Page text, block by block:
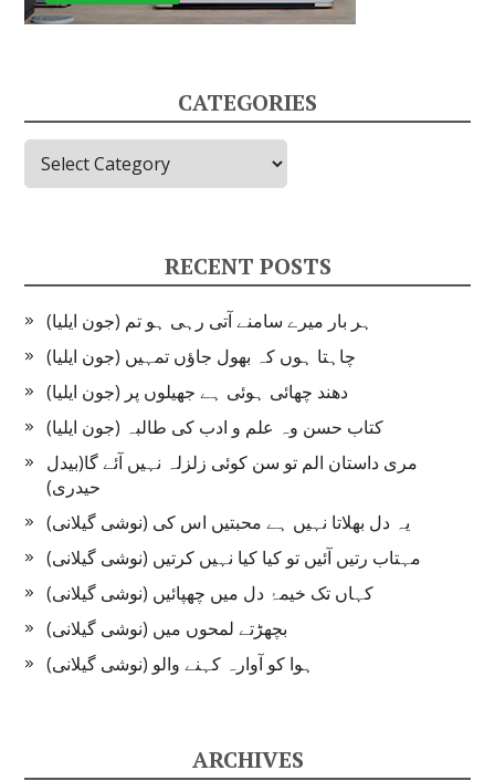
CATEGORIES
Categories
RECENT POSTS
ہر بار میرے سامنے آتی رہی ہو تم (جون ایلیا)
چاہتا ہوں کہ بھول جاؤں تمہیں (جون ایلیا)
دھند چھائی ہوئی ہے جھیلوں پر (جون ایلیا)
کتاب حسن وہ علم و ادب کی طالبہ (جون ایلیا)
مری داستان الم تو سن کوئی زلزلہ نہیں آئے گا(بیدل
حیدری)
یہ دل بھلاتا نہیں ہے محبتیں اس کی (نوشی گیلانی)
مہتاب رتیں آئیں تو کیا کیا نہیں کرتیں (نوشی گیلانی)
کہاں تک خیمۂ دل میں چھپائیں (نوشی گیلانی)
بچھڑتے لمحوں میں (نوشی گیلانی)
ہوا کو آوارہ کہنے والو (نوشی گیلانی)
ARCHIVES